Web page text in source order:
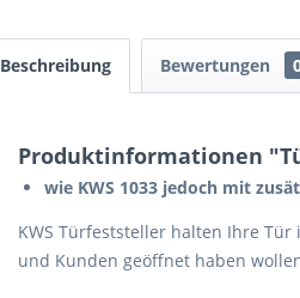
Beschreibung Bewertungen
Produktinformationen
wie KWS 1033 jedoch mit
KWS Türfeststeller halten Ihre
und Kunden geöffnet haben